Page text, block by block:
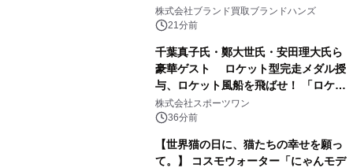
株式会社ブランド買取ブランドハンズ
21分前
千葉真子氏・鄭大世氏・安田理大氏ら
豪華ゲスト ロケット型完走メダル授
与、ロケット風船を飛ばせ！ 「ロケッ
トマラソン2026」開催
株式会社スポーツワン
36分前
【世界猫の日に、猫たちの幸せを願っ
て。】 コスモウォーター「にゃんモデ